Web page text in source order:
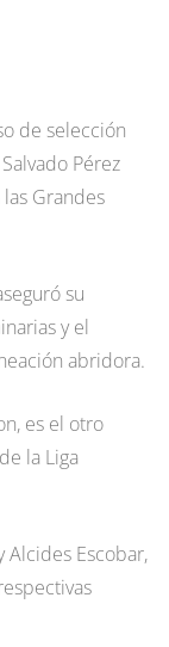
de selección
Pérez
Grandes
su
y el
abridora.
es el otro
la Liga
Alcides Escobar,